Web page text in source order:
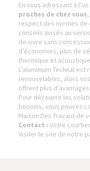
En vous adressant à
proches de chez vous
respect des normes de
conseils avisés au
de vivre sans
d’économies, plus de
thermique et
L’aluminium Technal
renouvelables, alors
offrent plus
Pour découvrir les
besoins, vous pouvez
Maison Des Travaux de
Contact :Votre courtier
Visiter le site de notre